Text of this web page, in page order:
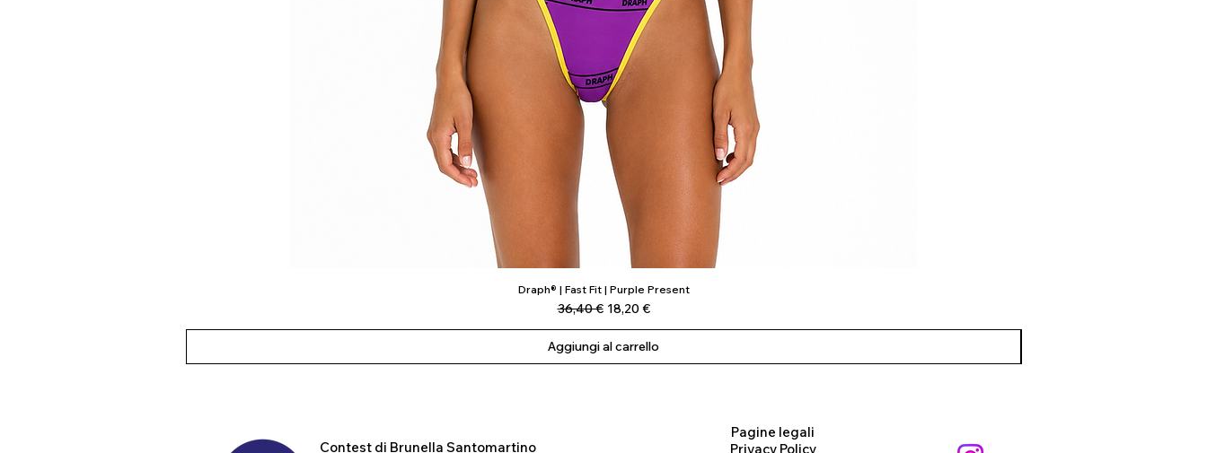
Vista rapida
Draph® | Fast Fit | Purple Present
Prezzo regolare
36,40 € Prezzo scontato
18,20 €
Aggiungi al carrello
Contest di Brunella Santomartino
Pagine legali
Privacy Policy